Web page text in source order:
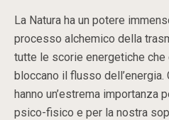
La Natura ha un potere
processo alchemico della
tutte le scorie energetiche
bloccano il flusso dell’energia.
hanno un’estrema importanza
psico-fisico e per la nostra